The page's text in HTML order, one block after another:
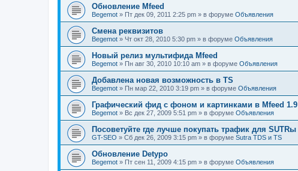
Обновление Mfeed
Begemot » Пт дек 09, 2011 2:25 pm » в форуме Объявления
Смена реквизитов
Begemot » Чт окт 28, 2010 5:30 pm » в форуме Объявления
Новый релиз мультифида Mfeed
Begemot » Пн авг 30, 2010 10:10 am » в форуме Объявления
Добавлена новая возможность в TS
Begemot » Пн мар 22, 2010 3:19 pm » в форуме Объявления
Графический фид с фоном и картинками в Mfeed 1.9
Begemot » Вс дек 27, 2009 5:51 pm » в форуме Объявления
Посоветуйте где лучше покупать трафик для SUTRы
GT-SEO » Сб дек 26, 2009 3:15 pm » в форуме Sutra TDS и TS
Обновление Detypo
Begemot » Пт сен 11, 2009 4:15 pm » в форуме Объявления